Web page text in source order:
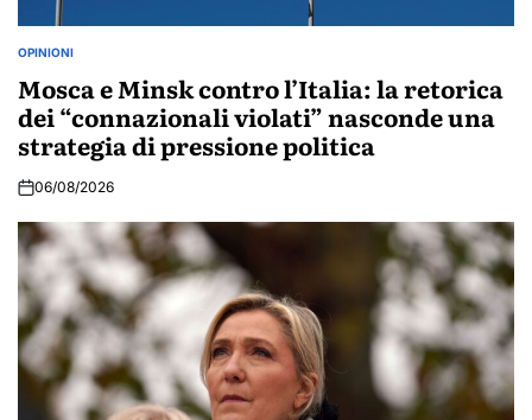
POSTED
OPINIONI
Mosca e Minsk contro l’Italia: la retorica
dei “connazionali violati” nasconde una
strategia di pressione politica
06/08/2026